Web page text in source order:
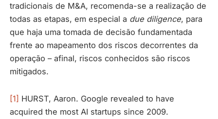
tradicionais de M&A, recomenda-se a realização de
todas as etapas, em especial a due diligence, para
que haja uma tomada de decisão fundamentada
frente ao mapeamento dos riscos decorrentes da
operação – afinal, riscos conhecidos são riscos
mitigados.
[1] HURST, Aaron. Google revealed to have
acquired the most AI startups since 2009.